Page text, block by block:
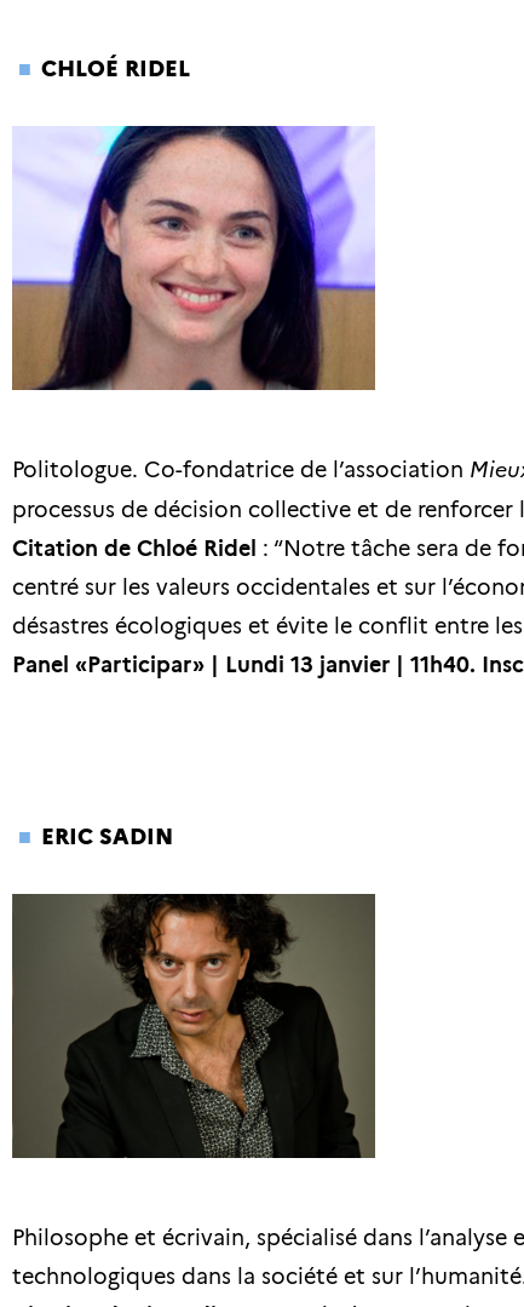
CHLOÉ RIDEL
Politologue. Co-fondatrice de l’association
processus de décision collective et de renforcer
Citation de Chloé Ridel : “Notre tâche sera de
centré sur les valeurs occidentales et sur
désastres écologiques et évite le conflit entre
Panel «Participar» | Lundi 13 janvier | 11h40.
ERIC SADIN
Philosophe et écrivain, spécialisé dans
technologiques dans la société et sur